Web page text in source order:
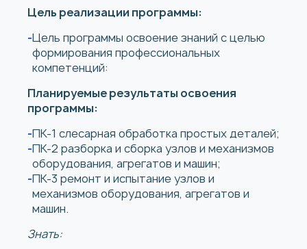
Цель реализации программы:
Цель программы освоение знаний с целью
формирования профессиональных
компетенций:
Планируемые результаты освоения
программы:
ПК-1 слесарная обработка простых деталей;
ПК-2 разборка и сборка узлов и механизмов
оборудования, агрегатов и машин;
ПК-3 ремонт и испытание узлов и
механизмов оборудования, агрегатов и
машин.
Знать: